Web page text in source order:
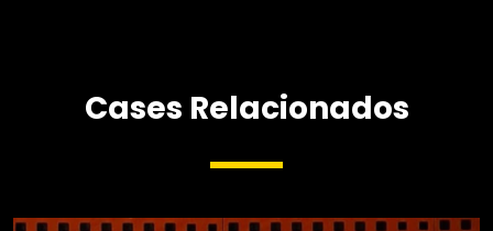
Cases Relacionados